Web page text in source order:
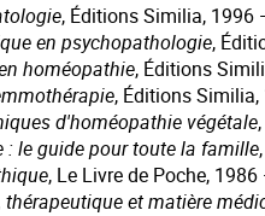
, Éditions Similia,
en psychopathologie,
homéopathie, Éditions
, Éditions
d'homéopathie végétale
le guide pour toute la famille
, Le Livre de Poche,
et matière